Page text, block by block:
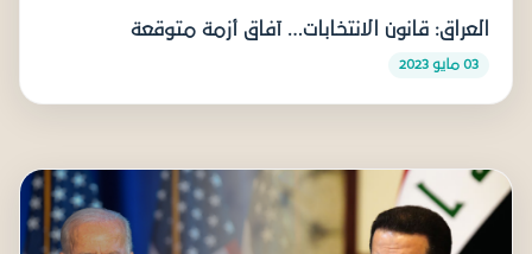
العراق: قانون الانتخابات… آفاق أزمة متوقعة
03 مايو 2023